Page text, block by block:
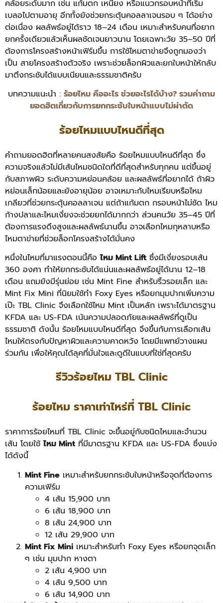
คล้อยระดับมาก เช่น แก้มตก เหนียง หรือแนวกรอบหน้าที่เริ่ม
เบลอไปตามอายุ อีกทั้งยังช่วยกระตุ้นคอลลาเจนรอบ ๆ ได้อย่าง
ต่อเนื่อง ผลลัพธ์อยู่ได้ราว 18–24 เดือน เหมาะสำหรับคนที่อยาก
ยกครั้งเดียวแล้วเห็นผลชัดเจนยาวนาน โดยเฉพาะวัย 35–50 ปีที่
ต้องการโครงสร้างหน้าเฟิร์มขึ้น การใช้ไหมตาข่ายจึงถูกมองว่า
เป็น สายโครงสร้างตัวจริง เพราะช่วยล็อกผิวและยกใบหน้าให้กลับ
มาตึงกระชับได้แบบเนียนและธรรมชาติครับ
บทความแนะนำ : ร้อยไหม คืออะไร ช่วยอะไรได้บ้าง? รวมคำถาม
ยอดฮิตเกี่ยวกับการยกกระชับใบหน้าแบบไม่ผ่าตัด
ร้อยไหมแบบไหนดีที่สุด
คำถามยอดฮิตที่หลายคนสงสัยคือ ร้อยไหมแบบไหนดีที่สุด ซึ่ง
ความจริงแล้วไม่มีเส้นไหมชนิดใดที่ดีที่สุดสำหรับทุกคน แต่ขึ้นอยู่
กับสภาพผิว ระดับความหย่อนคล้อย และผลลัพธ์ที่อยากได้ ถ้าผิว
หย่อนเล็กน้อยและยังอายุน้อย อาจเหมาะกับไหมเรียบหรือไหม
เกลียวที่ช่วยกระตุ้นคอลลาเจน แต่ถ้าแก้มตก กรอบหน้าไม่ชัด ไหม
ก้างปลาและไหมเงี่ยงจะช่วยยกได้มากกว่า ส่วนคนวัย 35–45 ปีที่
ต้องการแรงดึงสูงและผลลัพธ์นานขึ้น อาจเลือกไหมกุหลาบหรือ
ไหมตาข่ายที่ช่วยล็อกโครงสร้างได้มั่นคง
หนึ่งในไหมที่มาแรงตอนนี้คือไหม Mint Lift ซึ่งมีเงี่ยงรอบเส้น
360 องศา ทำให้ยกกระชับได้แน่นและผลลัพธ์อยู่ได้นาน 12–18
เดือน แถมยังมีรุ่นย่อย เช่น Mint Fine สำหรับริ้วรอยเล็ก และ
Mint Fix Mini ที่นิยมใช้ทำ Foxy Eyes หรือยกมุมปากเพิ่มความ
เป๊ะ TBL Clinic จึงเลือกใช้ไหม Mint เป็นหลัก เพราะได้มาตรฐาน
KFDA และ US-FDA เน้นความปลอดภัยและผลลัพธ์ที่ดูเป็น
ธรรมชาติ ดังนั้น ร้อยไหมแบบไหนดีที่สุด จึงขึ้นกับการเลือกเส้น
ไหมให้ตรงกับปัญหาผิวและความคาดหวัง โดยมีแพทย์วางแผน
ร่วมกัน เพื่อให้คุณได้ลุคที่มั่นใจและดูดีในแบบที่ใช่ที่สุดครับ
รีวิวร้อยไหม TBL Clinic
ร้อยไหม ราคาเท่าไหร่ที่ TBL Clinic
ราคาการร้อยไหมที่ TBL Clinic จะขึ้นอยู่กับชนิดไหมและจำนวน
เส้น โดยใช้ไหม Mint ที่มีมาตรฐาน KFDA และ US-FDA ซึ่งแบ่ง
ได้ดังนี้
Mint Fine เหมาะสำหรับยกกระชับใบหน้าหรือจุดที่ต้องการ
ความเฟิร์ม
4 เส้น 15,900 บาท
6 เส้น 18,900 บาท
8 เส้น 24,900 บาท
12 เส้น 29,900 บาท
Mint Fix Mini เหมาะสำหรับทำ Foxy Eyes หรือยกจุดเล็ก
ๆ เช่น มุมปาก หางตา
2 เส้น 4,900 บาท
4 เส้น 9,500 บาท
6 เส้น 14,900 บาท